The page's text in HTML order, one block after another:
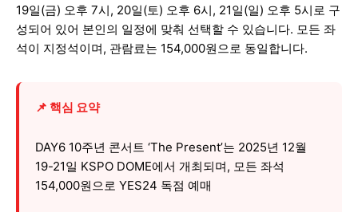
19일(금) 오후 7시, 20일(토) 오후 6시, 21일(일) 오후 5시로 구
성되어 있어 본인의 일정에 맞춰 선택할 수 있습니다. 모든 좌
석이 지정석이며, 관람료는 154,000원으로 동일합니다.
📌 핵심 요약
DAY6 10주년 콘서트 ‘The Present’는 2025년 12월
19-21일 KSPO DOME에서 개최되며, 모든 좌석
154,000원으로 YES24 독점 예매